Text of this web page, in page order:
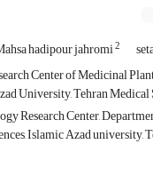
hadipour jahromi2
Center of Medicinal
University, Tehran Medical
Research Center,
Islamic Azad university,